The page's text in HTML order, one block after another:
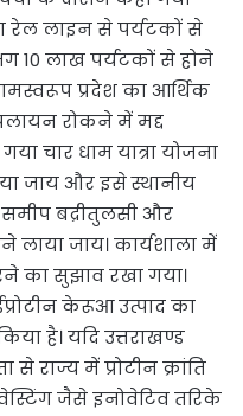
रेल लाइन से पर्यटकों से
10 लाख पर्यटकों से होने
प्रदेश का आर्थिक
रोकने में मद्द
चार धाम यात्रा योजना
जाय और इसे स्थानीय
समीप बद्रीतुलसी और
लाया जाय। कार्यशाला में
का सुझाव रखा गया।
केरूआ उत्पाद का
है। यदि उत्तराखण्ड
राज्य में प्रोटीन क्रांति
जैसे इनोवेटिव तरिके